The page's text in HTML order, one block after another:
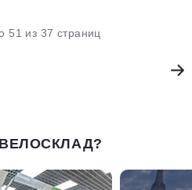
51 из 37 страниц